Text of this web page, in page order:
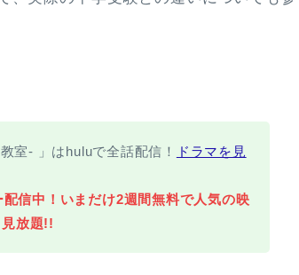
室- 」はhuluで全話配信！
ドラマを見
信中！いまだけ2週間無料で人気の映
放題!!